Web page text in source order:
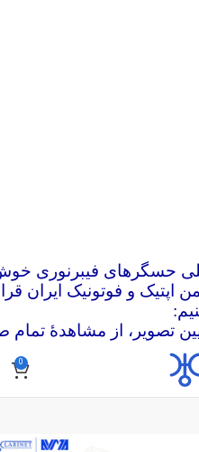
حسگرهای فیبرنوری
اپتیک و فوتونیک ایران
تصویر، از مشاهدۀ تمام